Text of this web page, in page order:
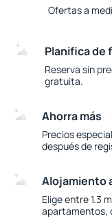
Ofertas a
Planifica de
Reserva sin
gratuita.
Ahorra más
Precios
después de
Alojamiento
Elige entre 1.3
apartamentos,